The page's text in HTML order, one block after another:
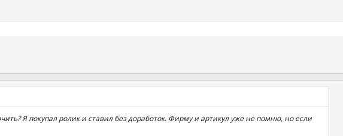
Я покупал ролик и ставил без доработок. Фирму и артикул уже не помню, но если